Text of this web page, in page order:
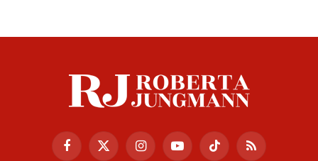
Facebook
X
InstagramYouTubeTikTok RSS